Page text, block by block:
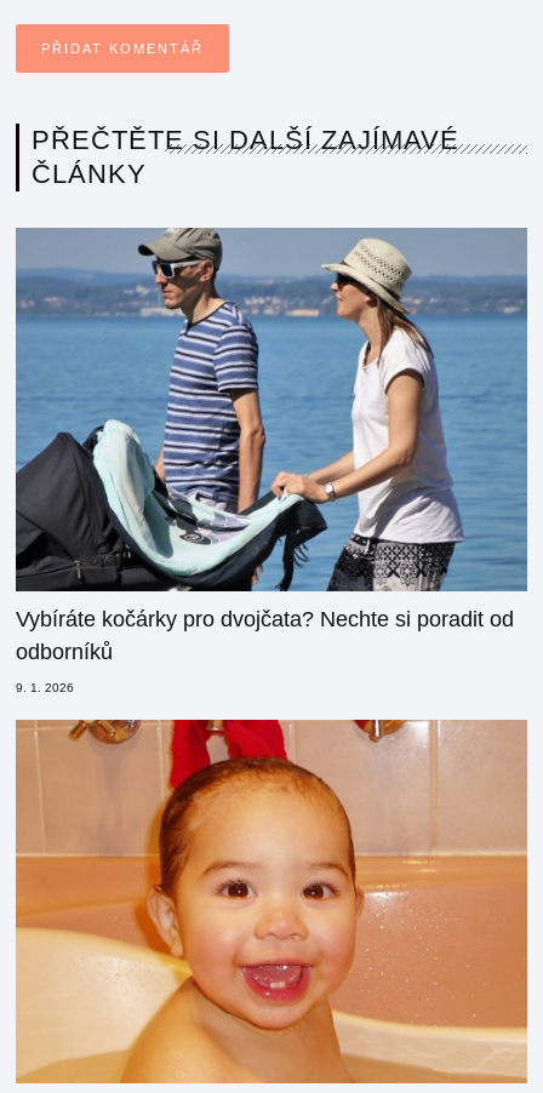
PŘEČTĚTE SI DALŠÍ ZAJÍMAVÉ
ČLÁNKY
Vybíráte kočárky pro dvojčata? Nechte si poradit od
odborníků
9. 1. 2026